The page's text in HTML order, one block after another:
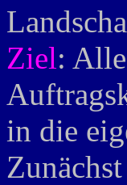
Ziel:
in die